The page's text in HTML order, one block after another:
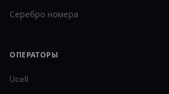
Серебро номера
ОПЕРАТОРЫ
Ucell